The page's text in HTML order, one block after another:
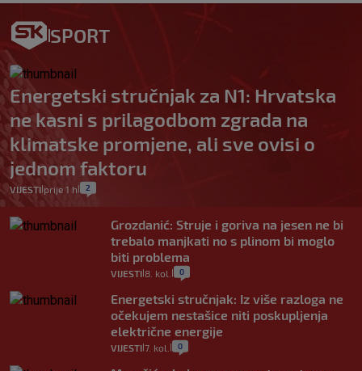
SPORT
Energetski stručnjak za N1: Hrvatska
ne kasni s prilagodbom zgrada na
klimatske promjene, ali sve ovisi o
jednom faktoru
VIJESTI prije 1 h 2
Grozdanić: Struje i goriva na jesen ne bi
trebalo manjkati no s plinom bi moglo
biti problema
VIJESTI 8. kol. 0
Energetski stručnjak: Iz više razloga ne
očekujem nestašice niti poskupljenja
električne energije
VIJESTI 7. kol. 0